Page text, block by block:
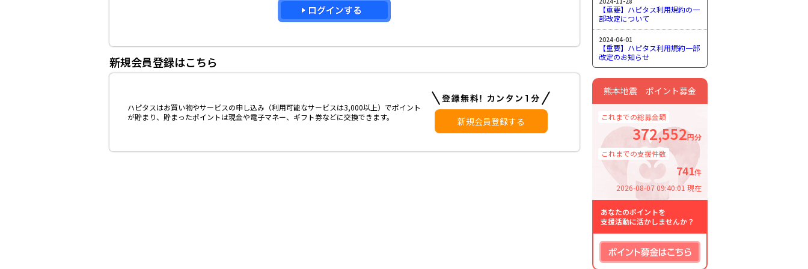
新規会員登録はこちら
ハピタスはお買い物やサービスの申し込み（利用可能なサービスは3,000以上）でポイント
が貯まり、貯まったポイントは現金や電子マネー、ギフト券などに交換できます。
新規会員登録する
【重要】ハピタス利用規約の一
部改定について
2024-04-01
【重要】ハピタス利用規約一部
改定のお知らせ
熊本地震 ポイント募金
これまでの総募金額
372,552円分
これまでの支援件数
741件
2026-08-07 09:40:01 現在
あなたのポイントを
支援活動に活かしませんか？